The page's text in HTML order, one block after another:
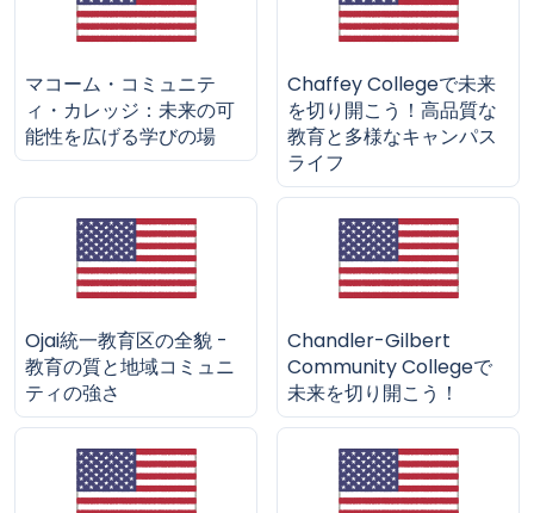
マコーム・コミュニテ
ィ・カレッジ：未来の可
能性を広げる学びの場
Chaffey Collegeで未来
を切り開こう！高品質な
教育と多様なキャンパス
ライフ
Ojai統一教育区の全貌 -
教育の質と地域コミュニ
ティの強さ
Chandler-Gilbert
Community Collegeで
未来を切り開こう！